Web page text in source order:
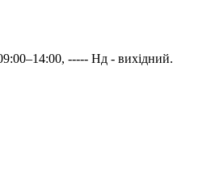
----- Нд - вихідний.